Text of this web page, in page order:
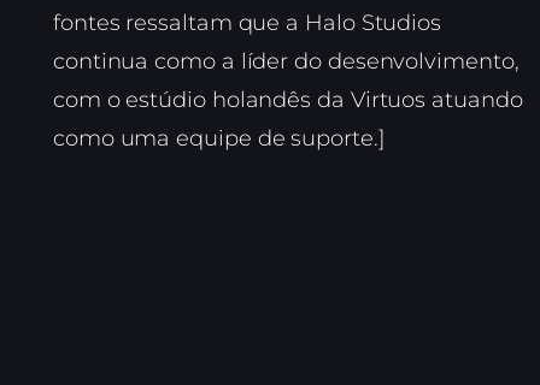
fontes ressaltam que a Halo Studios
continua como a líder do desenvolvimento,
com o estúdio holandês da Virtuos atuando
como uma equipe de suporte.]